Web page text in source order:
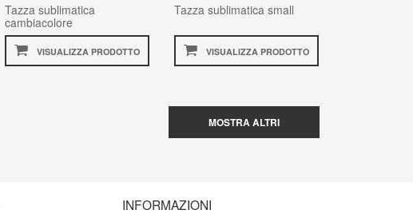
Tazza sublimatica
cambiacolore
VISUALIZZA PRODOTTO
Tazza sublimatica small
VISUALIZZA PRODOTTO
MOSTRA ALTRI
INFORMAZIONI